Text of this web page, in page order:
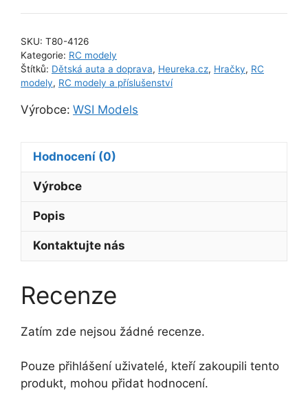
SKU: T80-4126
Kategorie: RC modely
Štítků: Dětská auta a doprava, Heureka.cz, Hračky, RC
modely, RC modely a příslušenství
Výrobce: WSI Models
Hodnocení (0)
Výrobce
Popis
Kontaktujte nás
Recenze
Zatím zde nejsou žádné recenze.
Pouze přihlášení uživatelé, kteří zakoupili tento
produkt, mohou přidat hodnocení.